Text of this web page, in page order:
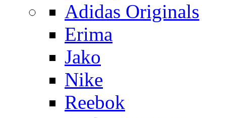
Adidas Originals
Erima
Jako
Nike
Reebok